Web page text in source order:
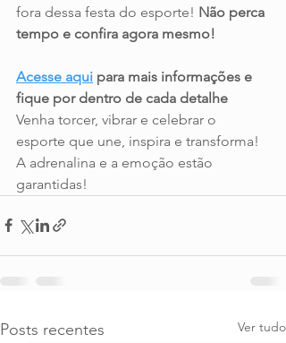
fora dessa festa do esporte! Não perca
tempo e confira agora mesmo!
Acesse aqui para mais informações e
fique por dentro de cada detalhe
Venha torcer, vibrar e celebrar o
esporte que une, inspira e transforma!
A adrenalina e a emoção estão
garantidas!
Posts recentes Ver tudo